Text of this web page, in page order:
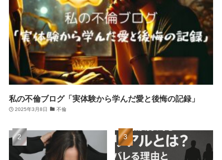
私の不倫ブログ「実体験から学んだ愛と後悔の記録」
2025年3月8日 不倫